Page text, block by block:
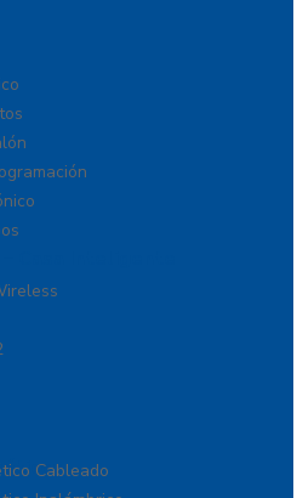
Casa Inteligente
Cableado